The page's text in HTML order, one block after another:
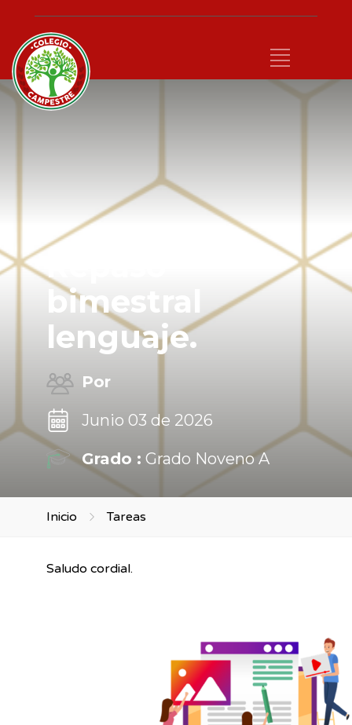
Repaso
bimestral
lenguaje.
Por
Junio 03 de 2026
Grado : Grado Noveno A
Inicio Tareas
Saludo cordial.